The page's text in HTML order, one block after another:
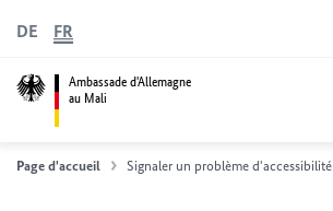
Ambassade d'Allemagne
au Mali
DE FR
Page d'accueil Signaler un problème d'accessibilité